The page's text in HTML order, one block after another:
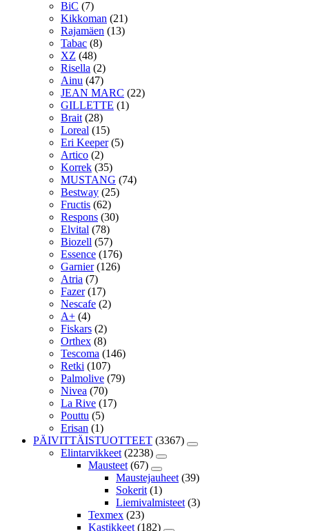
BiC (7)
Kikkoman (21)
Rajamäen (13)
Tabac (8)
XZ (48)
Risella (2)
Ainu (47)
JEAN MARC (22)
GILLETTE (1)
Brait (28)
Loreal (15)
Eri Keeper (5)
Artico (2)
Korrek (35)
MUSTANG (74)
Bestway (25)
Fructis (62)
Respons (30)
Elvital (78)
Biozell (57)
Essence (176)
Garnier (126)
Atria (7)
Fazer (17)
Nescafe (2)
A+ (4)
Fiskars (2)
Orthex (8)
Tescoma (146)
Retki (107)
Palmolive (79)
Nivea (70)
La Rive (17)
Pouttu (5)
Erisan (1)
PÄIVITTÄISTUOTTEET (3367)
Elintarvikkeet (2238)
Mausteet (67)
Maustejauheet (39)
Sokerit (1)
Liemivalmisteet (3)
Texmex (23)
Kastikkeet (182)